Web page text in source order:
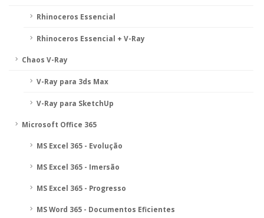
Rhinoceros Essencial
Rhinoceros Essencial + V-Ray
Chaos V-Ray
V-Ray para 3ds Max
V-Ray para SketchUp
Microsoft Office 365
MS Excel 365 - Evolução
MS Excel 365 - Imersão
MS Excel 365 - Progresso
MS Word 365 - Documentos Eficientes